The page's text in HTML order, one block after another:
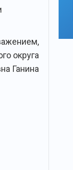
округа
Ганина